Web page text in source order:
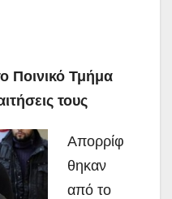
Ποινικό Τμήμα
τους
Απορρίφ
θηκαν
από το